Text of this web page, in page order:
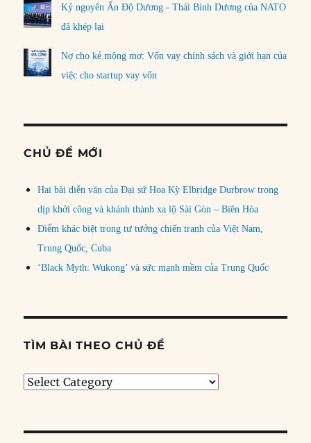
Kỷ nguyên Ấn Độ Dương - Thái Bình Dương của NATO
đã khép lại
Nợ cho kẻ mộng mơ: Vốn vay chính sách và giới hạn của
việc cho startup vay vốn
CHỦ ĐỀ MỚI
Hai bài diễn văn của Đại sứ Hoa Kỳ Elbridge Durbrow trong
dịp khởi công và khánh thành xa lộ Sài Gòn – Biên Hòa
Điểm khác biệt trong tư tưởng chiến tranh của Việt Nam,
Trung Quốc, Cuba
‘Black Myth: Wukong’ và sức mạnh mềm của Trung Quốc
TÌM BÀI THEO CHỦ ĐỀ
Tìm